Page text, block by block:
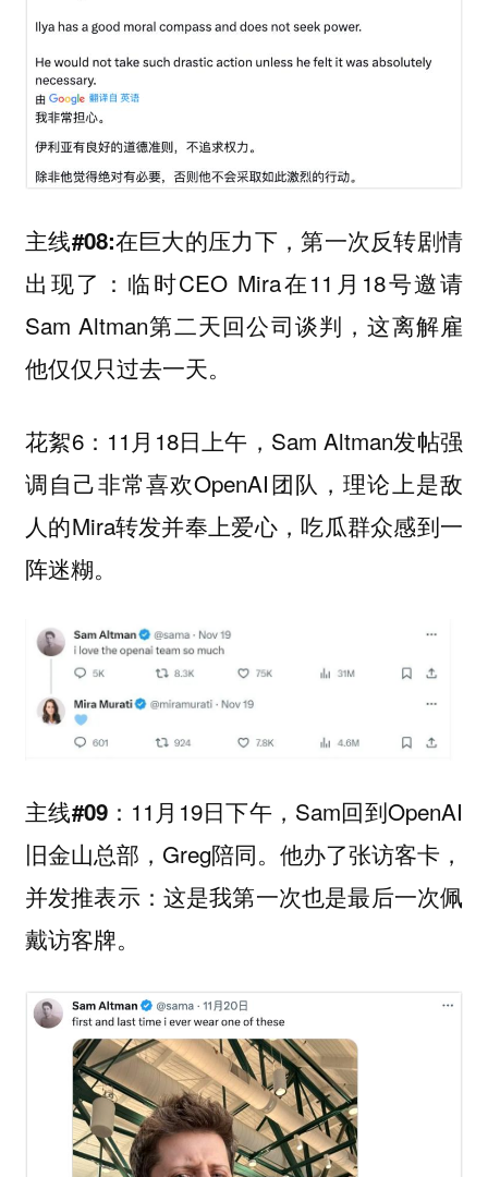
主线#08:在巨大的压力下，第一次反转剧情
出现了：临时CEO Mira在11月18号邀请
Sam Altman第二天回公司谈判，这离解雇
他仅仅只过去一天。
花絮6：11月18日上午，Sam Altman发帖强
调自己非常喜欢OpenAI团队，理论上是敌
人的Mira转发并奉上爱心，吃瓜群众感到一
阵迷糊。
主线#09： 11月19日下午，Sam回到OpenAI
旧金山总部，Greg陪同。他办了张访客卡，
并发推表示：这是我第一次也是最后一次佩
戴访客牌。